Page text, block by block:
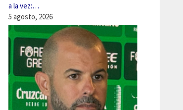
a la vez:…
5 agosto, 2026